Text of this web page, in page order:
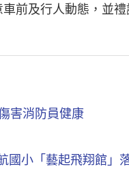
前及行人動態，並
害消防員健康
國小「藝起飛翔館」